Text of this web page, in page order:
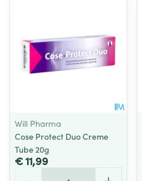
Will Pharma
Cose Protect Duo Creme
Tube 20g
€ 11,99